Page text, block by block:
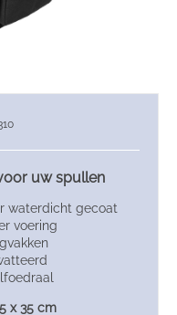
uw spullen
waterdicht gecoat
voering
x 35 cm